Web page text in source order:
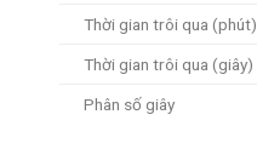
Thời gian trôi qua (phút)
Thời gian trôi qua (giây)
Phân số giây